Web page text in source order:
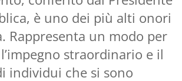
è uno dei più alti onori
Rappresenta un modo per
straordinario e il
individui che si sono